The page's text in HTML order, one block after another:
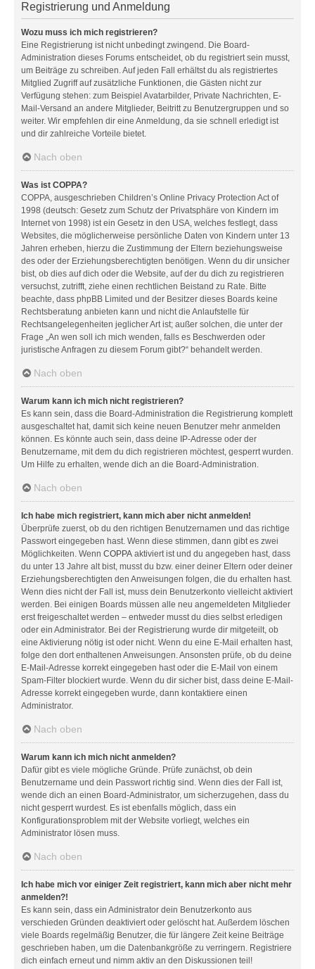
Registrierung und Anmeldung
Wozu muss ich mich registrieren?
Eine Registrierung ist nicht unbedingt zwingend. Die Board-
Administration dieses Forums entscheidet, ob du registriert sein musst,
um Beiträge zu schreiben. Auf jeden Fall erhältst du als registriertes
Mitglied Zugriff auf zusätzliche Funktionen, die Gästen nicht zur
Verfügung stehen: zum Beispiel Avatarbilder, Private Nachrichten, E-
Mail-Versand an andere Mitglieder, Beitritt zu Benutzergruppen und so
weiter. Wir empfehlen dir eine Anmeldung, da sie schnell erledigt ist
und dir zahlreiche Vorteile bietet.
Nach oben
Was ist COPPA?
COPPA, ausgeschrieben Children’s Online Privacy Protection Act of
1998 (deutsch: Gesetz zum Schutz der Privatsphäre von Kindern im
Internet von 1998) ist ein Gesetz in den USA, welches festlegt, dass
Websites, die möglicherweise persönliche Daten von Kindern unter 13
Jahren erheben, hierzu die Zustimmung der Eltern beziehungsweise
des oder der Erziehungsberechtigten benötigen. Wenn du dir unsicher
bist, ob dies auf dich oder die Website, auf der du dich zu registrieren
versuchst, zutrifft, ziehe einen rechtlichen Beistand zu Rate. Bitte
beachte, dass phpBB Limited und der Besitzer dieses Boards keine
Rechtsberatung anbieten kann und nicht die Anlaufstelle für
Rechtsangelegenheiten jeglicher Art ist; außer solchen, die unter der
Frage „An wen soll ich mich wenden, falls es Beschwerden oder
juristische Anfragen zu diesem Forum gibt?“ behandelt werden.
Nach oben
Warum kann ich mich nicht registrieren?
Es kann sein, dass die Board-Administration die Registrierung komplett
ausgeschaltet hat, damit sich keine neuen Benutzer mehr anmelden
können. Es könnte auch sein, dass deine IP-Adresse oder der
Benutzername, mit dem du dich registrieren möchtest, gesperrt wurden.
Um Hilfe zu erhalten, wende dich an die Board-Administration.
Nach oben
Ich habe mich registriert, kann mich aber nicht anmelden!
Überprüfe zuerst, ob du den richtigen Benutzernamen und das richtige
Passwort eingegeben hast. Wenn diese stimmen, dann gibt es zwei
Möglichkeiten. Wenn COPPA aktiviert ist und du angegeben hast, dass
du unter 13 Jahre alt bist, musst du bzw. einer deiner Eltern oder deiner
Erziehungsberechtigten den Anweisungen folgen, die du erhalten hast.
Wenn dies nicht der Fall ist, muss dein Benutzerkonto vielleicht aktiviert
werden. Bei einigen Boards müssen alle neu angemeldeten Mitglieder
erst freigeschaltet werden – entweder musst du dies selbst erledigen
oder ein Administrator. Bei der Registrierung wurde dir mitgeteilt, ob
eine Aktivierung nötig ist oder nicht. Wenn du eine E-Mail erhalten hast,
folge den dort enthaltenen Anweisungen. Ansonsten prüfe, ob du deine
E-Mail-Adresse korrekt eingegeben hast oder die E-Mail von einem
Spam-Filter blockiert wurde. Wenn du dir sicher bist, dass deine E-Mail-
Adresse korrekt eingegeben wurde, dann kontaktiere einen
Administrator.
Nach oben
Warum kann ich mich nicht anmelden?
Dafür gibt es viele mögliche Gründe. Prüfe zunächst, ob dein
Benutzername und dein Passwort richtig sind. Wenn dies der Fall ist,
wende dich an einen Board-Administrator, um sicherzugehen, dass du
nicht gesperrt wurdest. Es ist ebenfalls möglich, dass ein
Konfigurationsproblem mit der Website vorliegt, welches ein
Administrator lösen muss.
Nach oben
Ich habe mich vor einiger Zeit registriert, kann mich aber nicht mehr
anmelden?!
Es kann sein, dass ein Administrator dein Benutzerkonto aus
verschieden Gründen deaktiviert oder gelöscht hat. Außerdem löschen
viele Boards regelmäßig Benutzer, die für längere Zeit keine Beiträge
geschrieben haben, um die Datenbankgröße zu verringern. Registriere
dich einfach erneut und nimm aktiv an den Diskussionen teil!